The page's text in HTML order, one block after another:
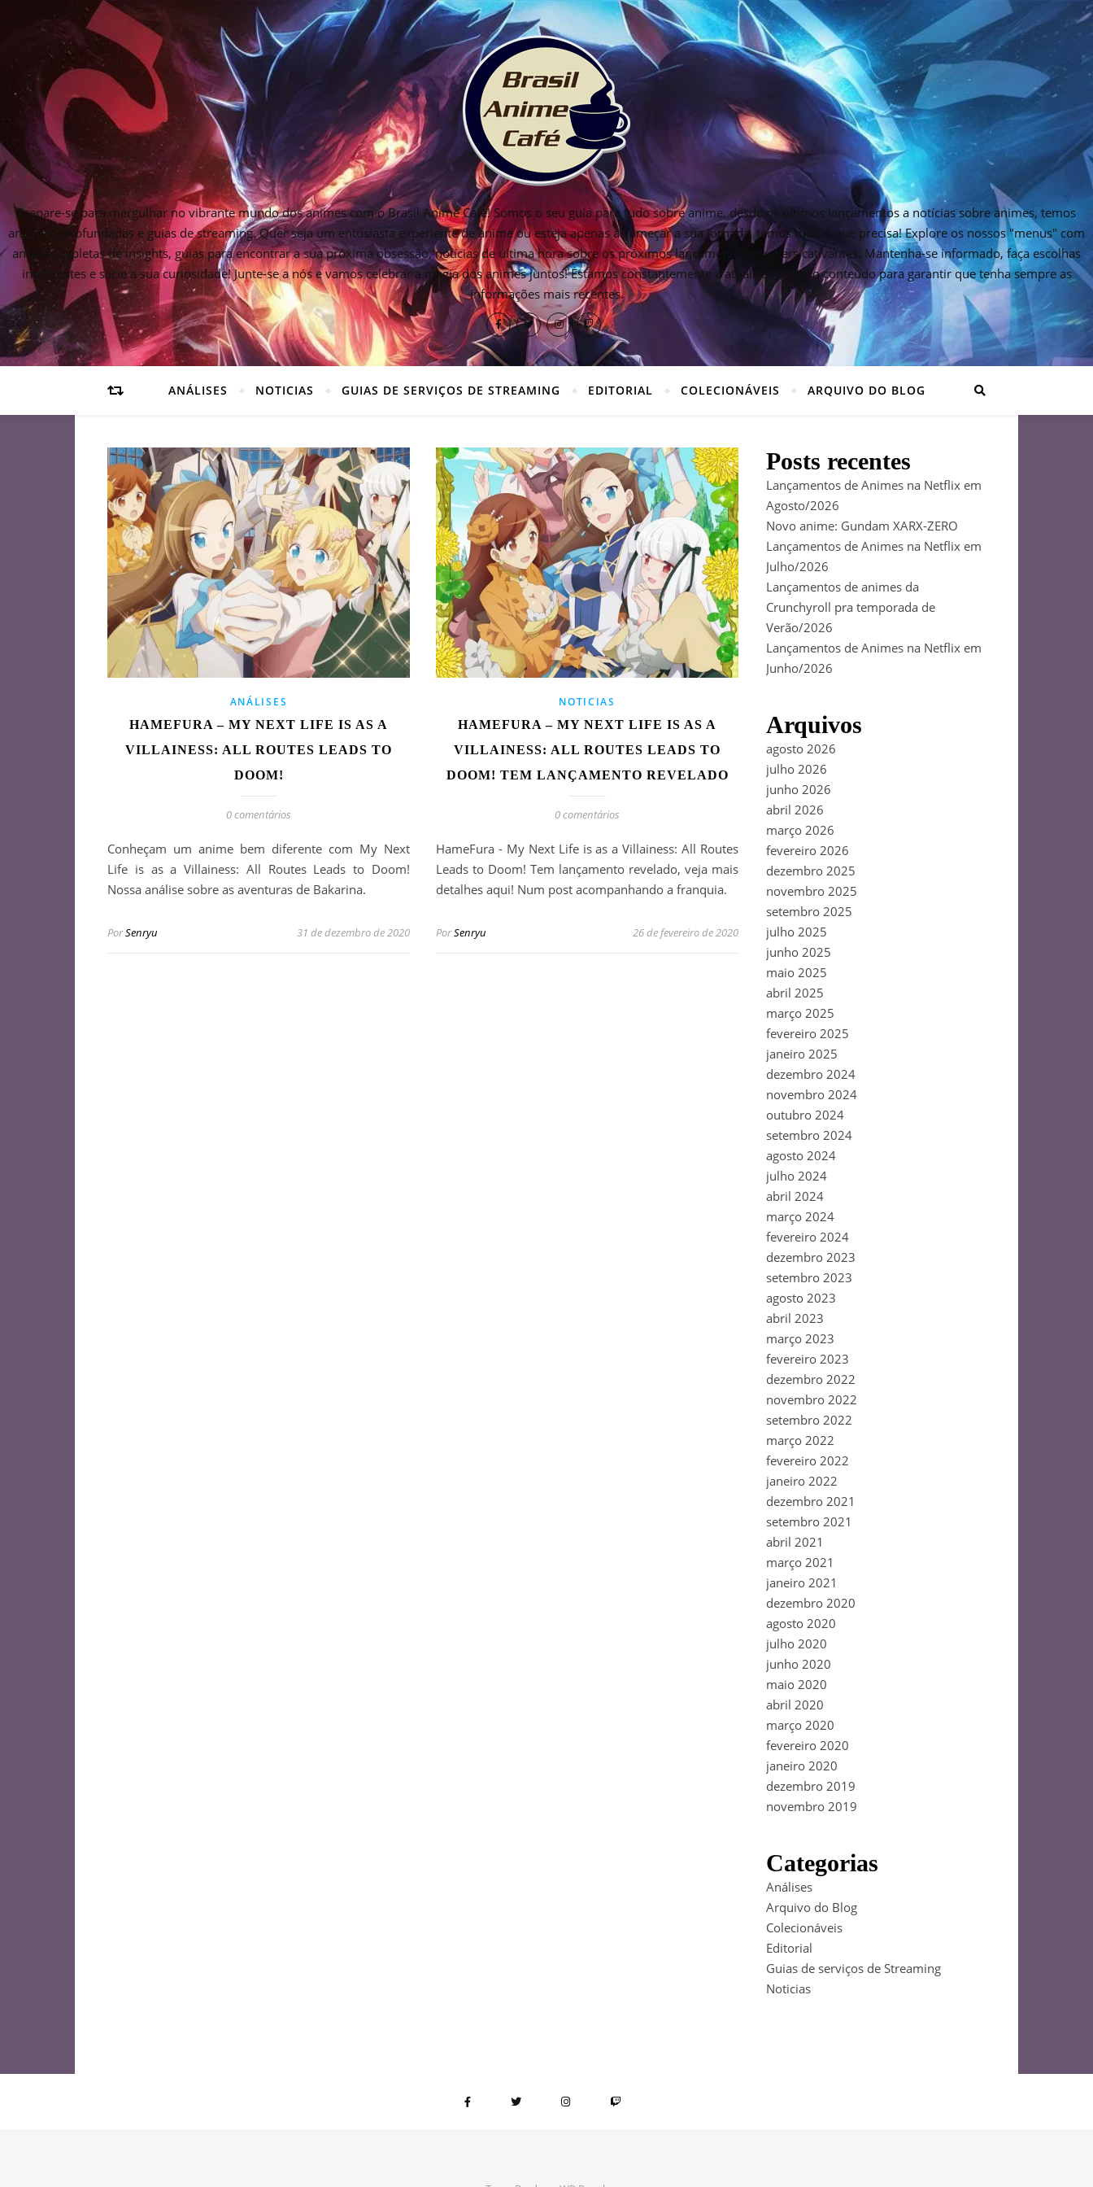
Prepare-se para mergulhar no vibrante mundo dos animes com o Brasil Anime Cafe! Somos o seu guia para tudo sobre anime, desde os últimos lançamentos a notícias sobre animes, temos
análises aprofundadas e guias de streaming. Quer seja um entusiasta experiente de anime ou esteja apenas a começar a sua jornada, temos tudo o que precisa! Explore os nossos "menus" com
análises repletas de insights, guias para encontrar a sua próxima obsessão, notícias de última hora sobre os próximos lançamentos e trailers cativantes. Mantenha-se informado, faça escolhas
inteligentes e sacie a sua curiosidade! Junte-se a nós e vamos celebrar a magia dos animes juntos! Estamos constantemente a atualizar o nosso conteúdo para garantir que tenha sempre as
informações mais recentes.
ANÁLISES NOTICIAS GUIAS DE SERVIÇOS DE STREAMING EDITORIAL COLECIONÁVEIS ARQUIVO DO BLOG
ANÁLISES
HAMEFURA – MY NEXT LIFE IS AS A
VILLAINESS: ALL ROUTES LEADS TO
DOOM!
0 comentários
Conheçam um anime bem diferente com My Next
Life is as a Villainess: All Routes Leads to Doom!
Nossa análise sobre as aventuras de Bakarina.
PorSenryu 31 de dezembro de 2020
NOTICIAS
HAMEFURA – MY NEXT LIFE IS AS A
VILLAINESS: ALL ROUTES LEADS TO
DOOM! TEM LANÇAMENTO REVELADO
0 comentários
HameFura - My Next Life is as a Villainess: All Routes
Leads to Doom! Tem lançamento revelado, veja mais
detalhes aqui! Num post acompanhando a franquia.
PorSenryu 26 de fevereiro de 2020
Posts recentes
Lançamentos de Animes na Netflix em
Agosto/2026
Novo anime: Gundam XARX-ZERO
Lançamentos de Animes na Netflix em
Julho/2026
Lançamentos de animes da
Crunchyroll pra temporada de
Verão/2026
Lançamentos de Animes na Netflix em
Junho/2026
Arquivos
agosto 2026
julho 2026
junho 2026
abril 2026
março 2026
fevereiro 2026
dezembro 2025
novembro 2025
setembro 2025
julho 2025
junho 2025
maio 2025
abril 2025
março 2025
fevereiro 2025
janeiro 2025
dezembro 2024
novembro 2024
outubro 2024
setembro 2024
agosto 2024
julho 2024
abril 2024
março 2024
fevereiro 2024
dezembro 2023
setembro 2023
agosto 2023
abril 2023
março 2023
fevereiro 2023
dezembro 2022
novembro 2022
setembro 2022
março 2022
fevereiro 2022
janeiro 2022
dezembro 2021
setembro 2021
abril 2021
março 2021
janeiro 2021
dezembro 2020
agosto 2020
julho 2020
junho 2020
maio 2020
abril 2020
março 2020
fevereiro 2020
janeiro 2020
dezembro 2019
novembro 2019
Categorias
Análises
Arquivo do Blog
Colecionáveis
Editorial
Guias de serviços de Streaming
Noticias